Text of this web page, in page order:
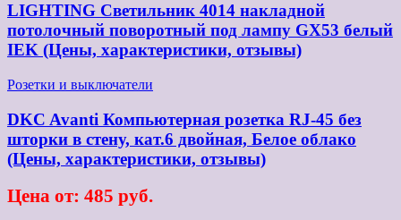
LIGHTING Светильник 4014 накладной
потолочный поворотный под лампу GX53 белый
IEK (Цены, характеристики, отзывы)
Розетки и выключатели
DKC Avanti Компьютерная розетка RJ-45 без
шторки в стену, кат.6 двойная, Белое облако
(Цены, характеристики, отзывы)
Цена от: 485 руб.